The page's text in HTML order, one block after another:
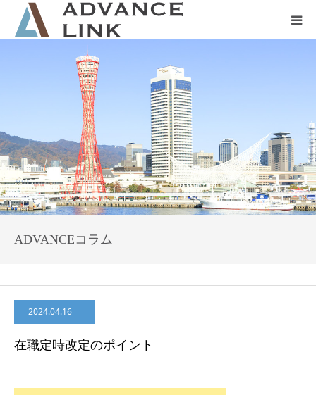
ADVANCEコラム
2024.04.16
在職定時改定のポイント
会社概要
ネット保険
事業保険